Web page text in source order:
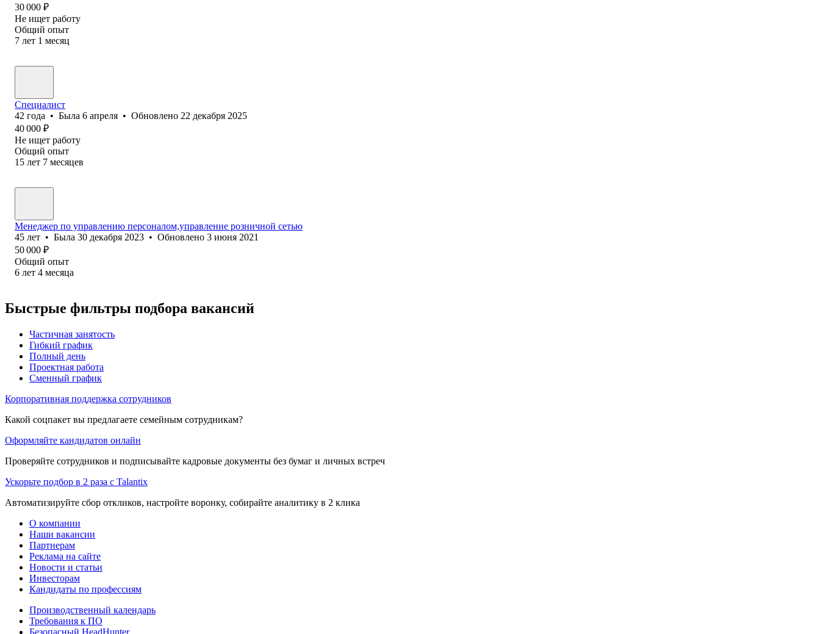
30 000 ₽
Не ищет работу
Общий опыт
7 лет 1 месяц
Специалист
42 года • Была 6 апреля • Обновлено 22 декабря 2025
40 000 ₽
Не ищет работу
Общий опыт
15 лет 7 месяцев
Менеджер по управлению персоналом,управление розничной сетью
45 лет • Была 30 декабря 2023 • Обновлено 3 июня 2021
50 000 ₽
Общий опыт
6 лет 4 месяца
Быстрые фильтры подбора вакансий
Частичная занятость
Гибкий график
Полный день
Проектная работа
Сменный график
Корпоративная поддержка сотрудников
Какой соцпакет вы предлагаете семейным сотрудникам?
Оформляйте кандидатов онлайн
Проверяйте сотрудников и подписывайте кадровые документы без бумаг и личных встреч
Ускорьте подбор в 2 раза с Talantix
Автоматизируйте сбор откликов, настройте воронку, собирайте аналитику в 2 клика
О компании
Наши вакансии
Партнерам
Реклама на сайте
Новости и статьи
Инвесторам
Кандидаты по профессиям
Производственный календарь
Требования к ПО
Безопасный HeadHunter